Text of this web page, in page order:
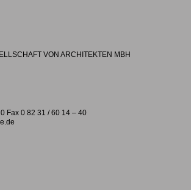
VON ARCHITEKTEN MBH
Fax 0 82 31 / 60 14 – 40